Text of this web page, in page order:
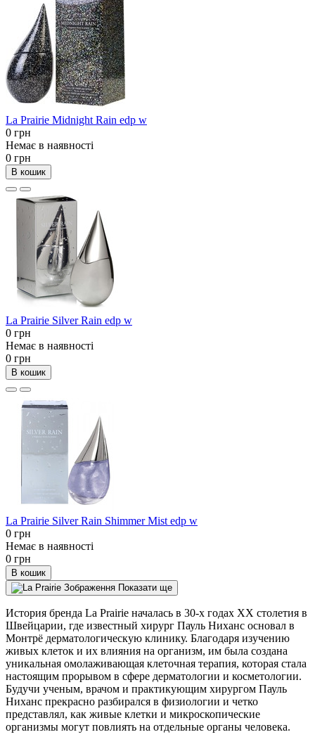
La Prairie Midnight Rain edp w
0 грн
Немає в наявності
0 грн
В кошик
La Prairie Silver Rain edp w
0 грн
Немає в наявності
0 грн
В кошик
La Prairie Silver Rain Shimmer Mist edp w
0 грн
Немає в наявності
0 грн
В кошик
Показати ще
История бренда La Prairie началась в 30-х годах ХХ столетия в
Швейцарии, где известный хирург Пауль Ниханс основал в
Монтрё дерматологическую клинику. Благодаря изучению
живых клеток и их влияния на организм, им была создана
уникальная омолаживающая клеточная терапия, которая стала
настоящим прорывом в сфере дерматологии и косметологии.
Будучи ученым, врачом и практикующим хирургом Пауль
Ниханс прекрасно разбирался в физиологии и четко
представлял, как живые клетки и микроскопические
организмы могут повлиять на отдельные органы человека.